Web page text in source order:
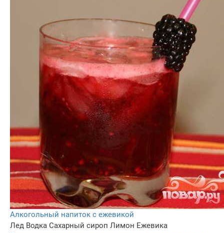
Алкогольный напиток с ежевикой
Лед Водка Сахарный сироп Лимон Ежевика